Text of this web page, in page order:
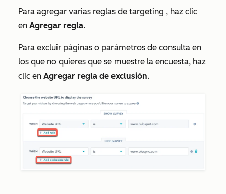
Para agregar varias reglas de targeting , haz clic
en Agregar regla.
Para excluir páginas o parámetros de consulta en
los que no quieres que se muestre la encuesta, haz
clic en Agregar regla de exclusión.